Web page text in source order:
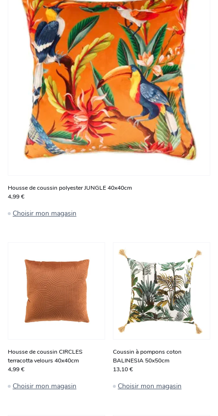
Housse de coussin polyester JUNGLE 40x40cm
4,99 €
Choisir mon magasin
Housse de coussin CIRCLES
terracotta velours 40x40cm
4,99 €
Choisir mon magasin
Coussin à pompons coton
BALINESIA 50x50cm
13,10 €
Choisir mon magasin